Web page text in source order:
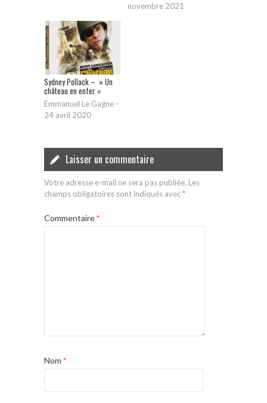
novembre 2021
Sydney Pollack – » Un
château en enfer «
Emmanuel Le Gagne -
24 avril 2020
Laisser un commentaire
Votre adresse e-mail ne sera pas publiée. Les
champs obligatoires sont indiqués avec*
Commentaire*
Nom *